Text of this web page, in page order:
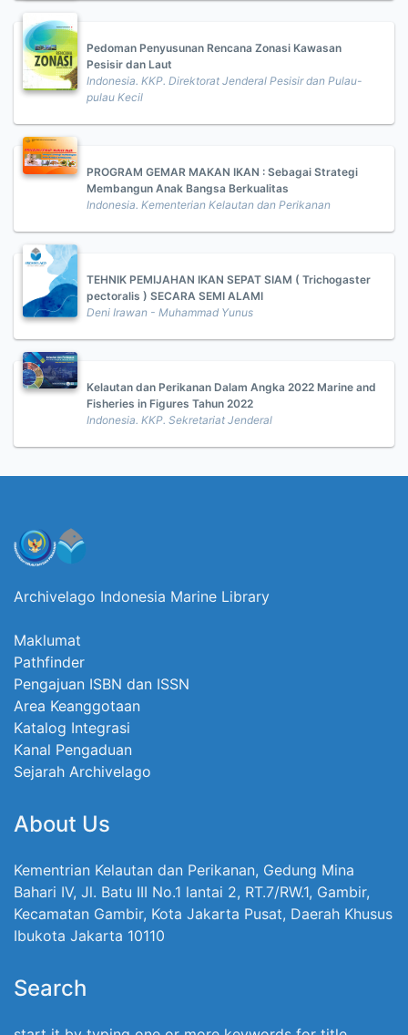
Pedoman Penyusunan Rencana Zonasi Kawasan
Pesisir dan Laut
Indonesia. KKP. Direktorat Jenderal Pesisir dan Pulau-
pulau Kecil
PROGRAM GEMAR MAKAN IKAN : Sebagai Strategi
Membangun Anak Bangsa Berkualitas
Indonesia. Kementerian Kelautan dan Perikanan
TEHNIK PEMIJAHAN IKAN SEPAT SIAM ( Trichogaster
pectoralis ) SECARA SEMI ALAMI
Deni Irawan - Muhammad Yunus
Kelautan dan Perikanan Dalam Angka 2022 Marine and
Fisheries in Figures Tahun 2022
Indonesia. KKP. Sekretariat Jenderal
Archivelago Indonesia Marine Library
Maklumat
Pathfinder
Pengajuan ISBN dan ISSN
Area Keanggotaan
Katalog Integrasi
Kanal Pengaduan
Sejarah Archivelago
About Us
Kementrian Kelautan dan Perikanan, Gedung Mina
Bahari IV, Jl. Batu III No.1 lantai 2, RT.7/RW.1, Gambir,
Kecamatan Gambir, Kota Jakarta Pusat, Daerah Khusus
Ibukota Jakarta 10110
Search